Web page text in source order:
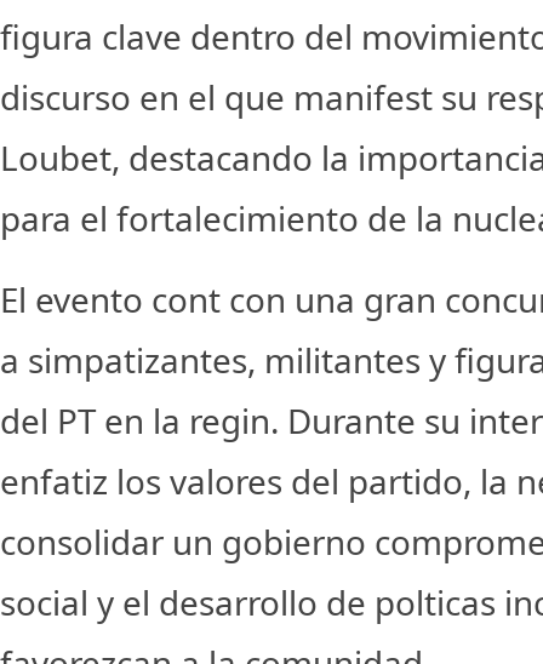
figura clave dentro del
discurso en el que manifest su
Loubet, destacando la
para el fortalecimiento de la
El evento cont con una gran
a simpatizantes, militantes y
del PT en la regin. Durante su
enfatiz los valores del partido, la
consolidar un gobierno
social y el desarrollo de polticas